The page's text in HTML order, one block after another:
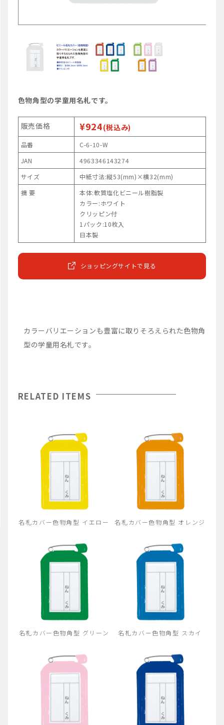
色物角型の学童用名札です。
販売価格 ¥924(税込み)
品番
C-6-10-W
JAN
4963346143274
サイズ
中紙寸法:縦53(mm)×横32(mm)
摘 要
本体:軟質塩化ビニール樹脂製
カラー:ホワイト
クリッピン付
1パック:10枚入
日本製
ショッピングサイトで見る
カラーバリエーションも豊富に取りそろえられた色物角
型の学童用名札です。
RELATED ITEMS
名札カバー色物角型 イエロー 名札カバー色物角型 オレンジ
名札カバー色物角型 グリーン 名札カバー色物角型 スカイ